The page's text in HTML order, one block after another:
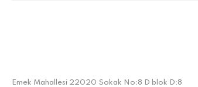
Emek Mahallesi 22020 Sokak No:8 D blok D:8